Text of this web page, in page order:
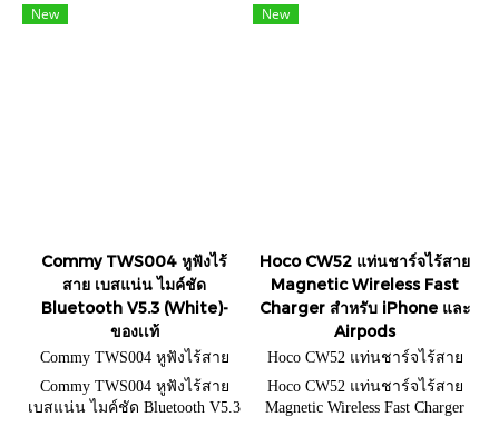
New
Commy TWS004 หูฟังไร้
สาย เบสแน่น ไมค์ชัด
Bluetooth V5.3 (White)-
ของเเท้
Commy TWS004 หูฟังไร้สาย
Commy TWS004 หูฟังไร้สาย
เบสแน่น ไมค์ชัด Bluetooth V5.3
New
Hoco CW52 แท่นชาร์จไร้สาย
Magnetic Wireless Fast
Charger สำหรับ iPhone และ
Airpods
Hoco CW52 แท่นชาร์จไร้สาย
Magnetic Wireless Fast Charger
สำหรับ iPhone และ Airpods
Hoco CW52 แท่นชาร์จไร้สาย
Magnetic Wireless Fast Charger